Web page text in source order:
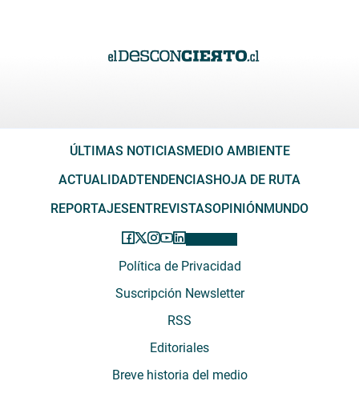
ÚLTIMAS NOTICIAS MEDIO AMBIENTE
ACTUALIDADTENDENCIAS HOJA DE RUTA
REPORTAJES ENTREVISTASOPINIÓN MUNDO
Política de Privacidad
Suscripción Newsletter
RSS
Editoriales
Breve historia del medio